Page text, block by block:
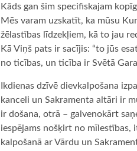
Kāds gan šim specifiskajam
Mēs varam uzskatīt, ka mūsu
žēlastības līdzekļiem, kā to jau
Kā Viņš pats ir sacījis: “to jūs
no ticības, un ticība ir Svētā
Ikdienas dzīvē dievkalpošana
kanceli un Sakramenta altāri ir
ir došana, otrā – galvenokārt
iespējams nošķirt no mīlestības,
kalpošanā ar Vārdu un